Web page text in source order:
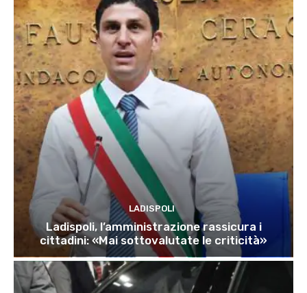
LADISPOLI
Ladispoli, l’amministrazione rassicura i
cittadini: «Mai sottovalutate le criticità»